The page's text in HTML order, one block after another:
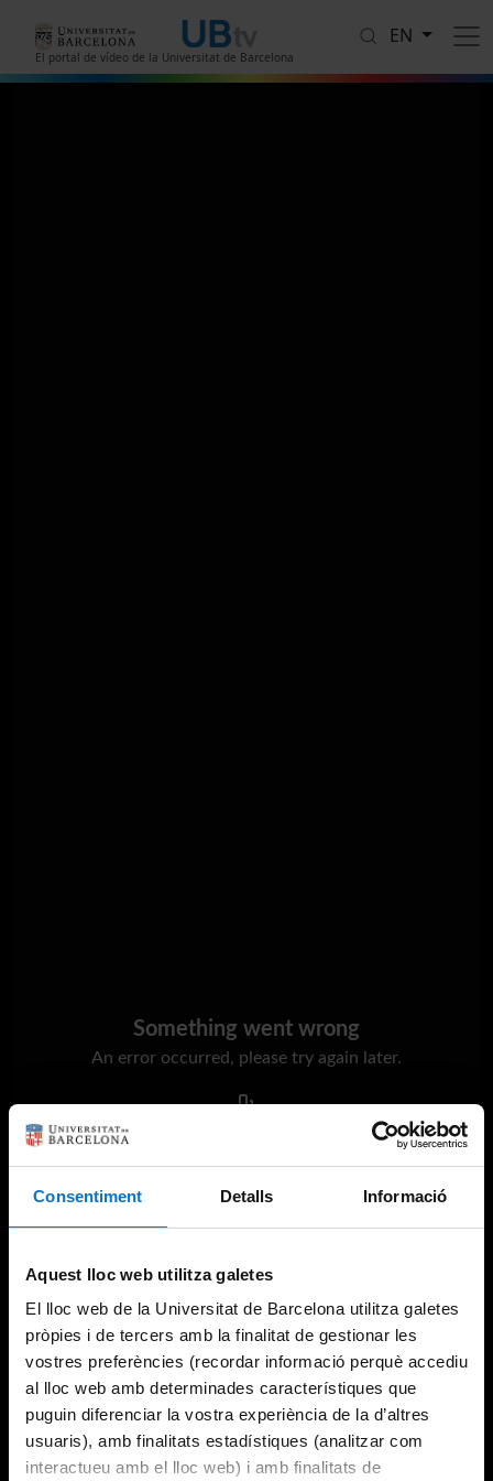
Consentiment Detalls Informació
Aquest lloc web utilitza galetes
El lloc web de la Universitat de Barcelona utilitza galetes
pròpies i de tercers amb la finalitat de gestionar les
vostres preferències (recordar informació perquè accediu
al lloc web amb determinades característiques que
puguin diferenciar la vostra experiència de la d’altres
usuaris), amb finalitats estadístiques (analitzar com
interactueu amb el lloc web) i amb finalitats de
El portal de vídeo de la Universitat de Barcelona
EN
Something went wrong
An error occurred, please try again later.